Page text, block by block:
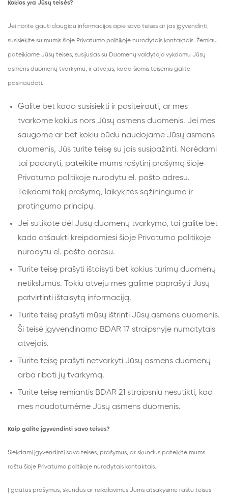
Kokios yra Jūsų teisės?
Jei norite gauti daugiau informacijos apie savo teises ar jas įgyvendinti,
susisiekite su mumis šioje Privatumo politikoje nurodytais kontaktais. Žemiau
pateikiame Jūsų teises, susijusias su Duomenų valdytojo vykdomu Jūsų
asmens duomenų tvarkymu, ir atvejus, kada šiomis teisėmis galite
pasinaudoti.
Galite bet kada susisiekti ir pasiteirauti, ar mes
tvarkome kokius nors Jūsų asmens duomenis. Jei mes
saugome ar bet kokiu būdu naudojame Jūsų asmens
duomenis, Jūs turite teisę su jais susipažinti. Norėdami
tai padaryti, pateikite mums rašytinį prašymą šioje
Privatumo politikoje nurodytu el. pašto adresu.
Teikdami tokį prašymą, laikykitės sąžiningumo ir
protingumo principų.
Jei sutikote dėl Jūsų duomenų tvarkymo, tai galite bet
kada atšaukti kreipdamiesi šioje Privatumo politikoje
nurodytu el. pašto adresu.
Turite teisę prašyti ištaisyti bet kokius turimų duomenų
netikslumus. Tokiu atveju mes galime paprašyti Jūsų
patvirtinti ištaisytą informaciją.
Turite teisę prašyti mūsų ištrinti Jūsų asmens duomenis.
Ši teisė įgyvendinama BDAR 17 straipsnyje numatytais
atvejais.
Turite teisę prašyti netvarkyti Jūsų asmens duomenų
arba riboti jų tvarkymą.
Turite teisę remiantis BDAR 21 straipsniu nesutikti, kad
mes naudotumėme Jūsų asmens duomenis.
Kaip galite įgyvendinti savo teises?
Siekdami įgyvendinti savo teises, prašymus, ar skundus pateikite mums
raštu šioje Privatumo politikoje nurodytais kontaktais.
Į gautus prašymus, skundus ar reikalavimus Jums atsakysime raštu teisės